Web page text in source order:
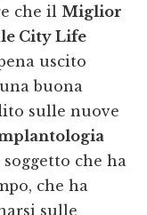
che il Miglior
City Life
uscito
buona
sulle nuove
soggetto che ha
che ha
sulle